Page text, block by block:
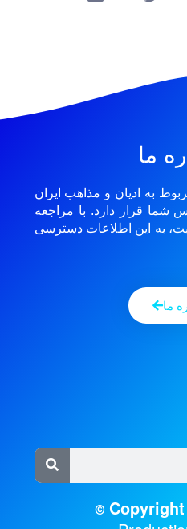
ما
به ادیان و مذاهب ایران
قرار دارد. با مراجعه
به این اطلاعات دسترسی
ما
©